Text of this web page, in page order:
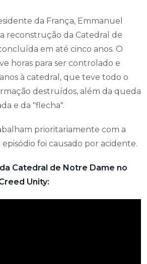
da França, Emmanuel
reconstrução da Catedral de
em até cinco anos. O
horas para ser controlado e
à catedral, que teve todo o
destruídos, além da queda
e da "flecha".
prioritariamente com a
foi causado por acidente.
Catedral de Notre Dame no
Unity: